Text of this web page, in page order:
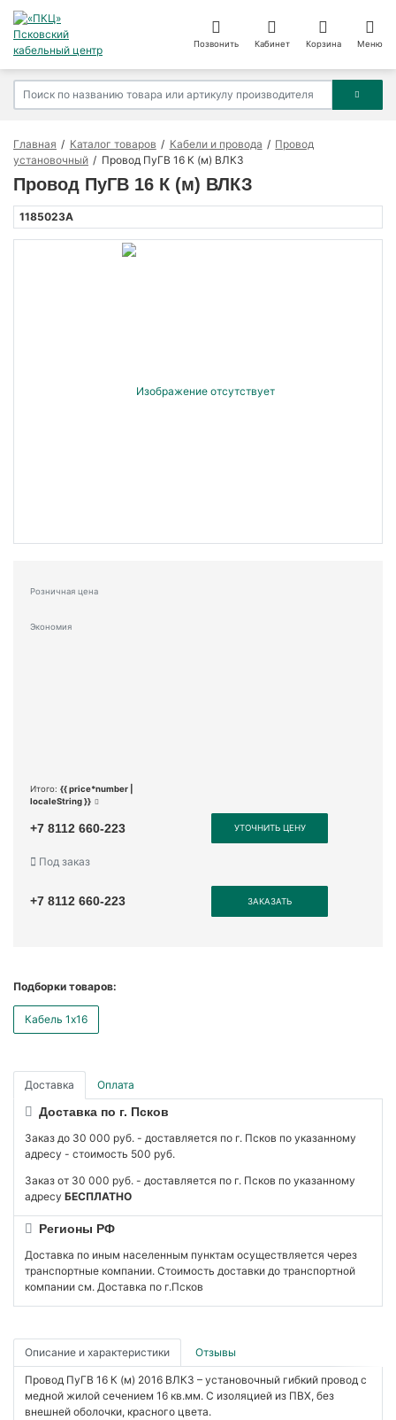
Позвонить Кабинет Корзина Меню
Главная Каталог товаров Кабели и провода
Провод
установочный
Провод ПуГВ 16 К (м) ВЛКЗ
Провод ПуГВ 16 К (м) ВЛКЗ
1185023А
Розничная цена
Экономия
Итого: {{ price*number |
localeString }}
+7 8112 660-223 УТОЧНИТЬ ЦЕНУ
Под заказ
+7 8112 660-223 ЗАКАЗАТЬ
Подборки товаров:
Кабель 1x16
Доставка Оплата
Доставка по г. Псков
Заказ до 30 000 руб. - доставляется по г. Псков по указанному
адресу - стоимость 500 руб.
Заказ от 30 000 руб. - доставляется по г. Псков по указанному
адресу БЕСПЛАТНО
Регионы РФ
Доставка по иным населенным пунктам осуществляется через
транспортные компании. Стоимость доставки до транспортной
компании см. Доставка по г.Псков
Описание и характеристики Отзывы
Провод ПуГВ 16 К (м) 2016 ВЛКЗ – установочный гибкий провод с
медной жилой сечением 16 кв.мм. С изоляцией из ПВХ, без
внешней оболочки, красного цвета.